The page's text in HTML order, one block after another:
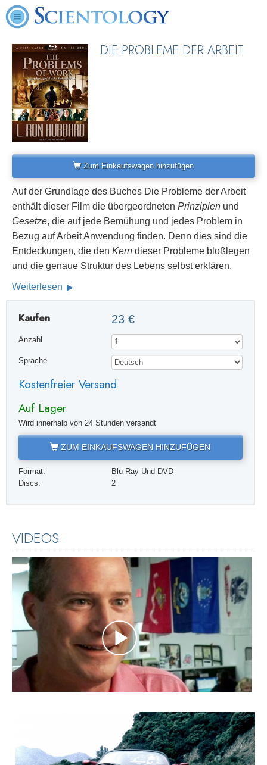
DIE PROBLEME DER ARBEIT
Zum Einkaufswagen hinzufügen
Auf der Grundlage des Buches Die Probleme der Arbeit
enthält dieser Film die übergeordneten Prinzipien und
Gesetze, die auf jede Bemühung und jedes Problem in
Bezug auf Arbeit Anwendung finden. Denn dies sind die
Entdeckungen, die den Kern dieser Probleme bloßlegen
und die genaue Struktur des Lebens selbst erklären.
Weiterlesen
Kaufen 23 €
Anzahl
Sprache
Kostenfreier Versand
Auf Lager
Wird innerhalb von 24 Stunden versandt
ZUM EINKAUFSWAGEN HINZUFÜGEN
Format:
Blu-Ray Und DVD
Discs:
2
VIDEOS